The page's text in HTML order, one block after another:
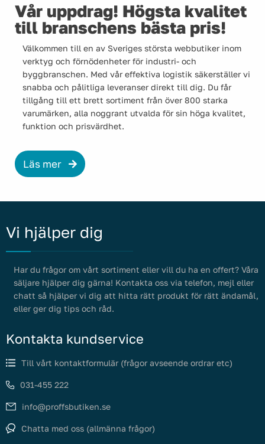
Vår uppdrag! Högsta kvalitet
till branschens bästa pris!
Välkommen till en av Sveriges största webbutiker inom
verktyg och förnödenheter för industri- och
byggbranschen. Med vår effektiva logistik säkerställer vi
snabba och pålitliga leveranser direkt till dig. Du får
tillgång till ett brett sortiment från över 800 starka
varumärken, alla noggrant utvalda för sin höga kvalitet,
funktion och prisvärdhet.
Läs mer
Vi hjälper dig
Har du frågor om vårt sortiment eller vill du ha en offert? Våra
säljare hjälper dig gärna! Kontakta oss via telefon, mejl eller
chatt så hjälper vi dig att hitta rätt produkt för rätt ändamål,
eller ger dig tips och råd.
Kontakta kundservice
Till vårt kontaktformulär (frågor avseende ordrar etc)
031-455 222
info@proffsbutiken.se
Chatta med oss (allmänna frågor)